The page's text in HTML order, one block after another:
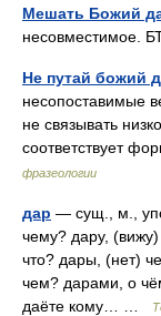
Мешать Божий
несовместимое.
Не путай божий
несопоставимые
не связывать
соответствует
фразеологии
дар — сущ., м.,
чему? дару,
что? дары, (нет)
чем? дарами, о
даёте кому… …